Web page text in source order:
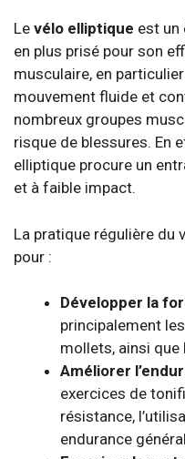
Le vélo elliptique est un
en plus prisé pour son
musculaire, en
mouvement fluide et
nombreux groupes
risque de blessures. En
elliptique procure un
et à faible impact.
La pratique régulière du
pour :
Développer la
principalement
mollets, ainsi
Améliorer
exercices de
résistance,
endurance